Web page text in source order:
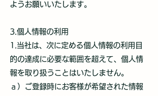
ようお願いいたします。
3.個人情報の利用
1.当社は、次に定める個人情報の利用目
的の達成に必要な範囲を超えて、個人情
報を取り扱うことはいたしません。
ａ）ご登録時にお客様が希望された情報